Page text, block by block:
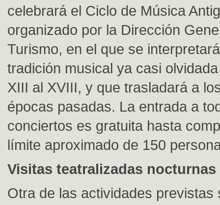
celebrará el Ciclo de Música
organizado por la Dirección
Turismo, en el que se
tradición musical ya casi
XIII al XVIII, y que trasladará a
épocas pasadas. La entrada a
conciertos es gratuita hasta
límite aproximado de 150
Visitas teatralizadas nocturnas
Otra de las actividades previstas